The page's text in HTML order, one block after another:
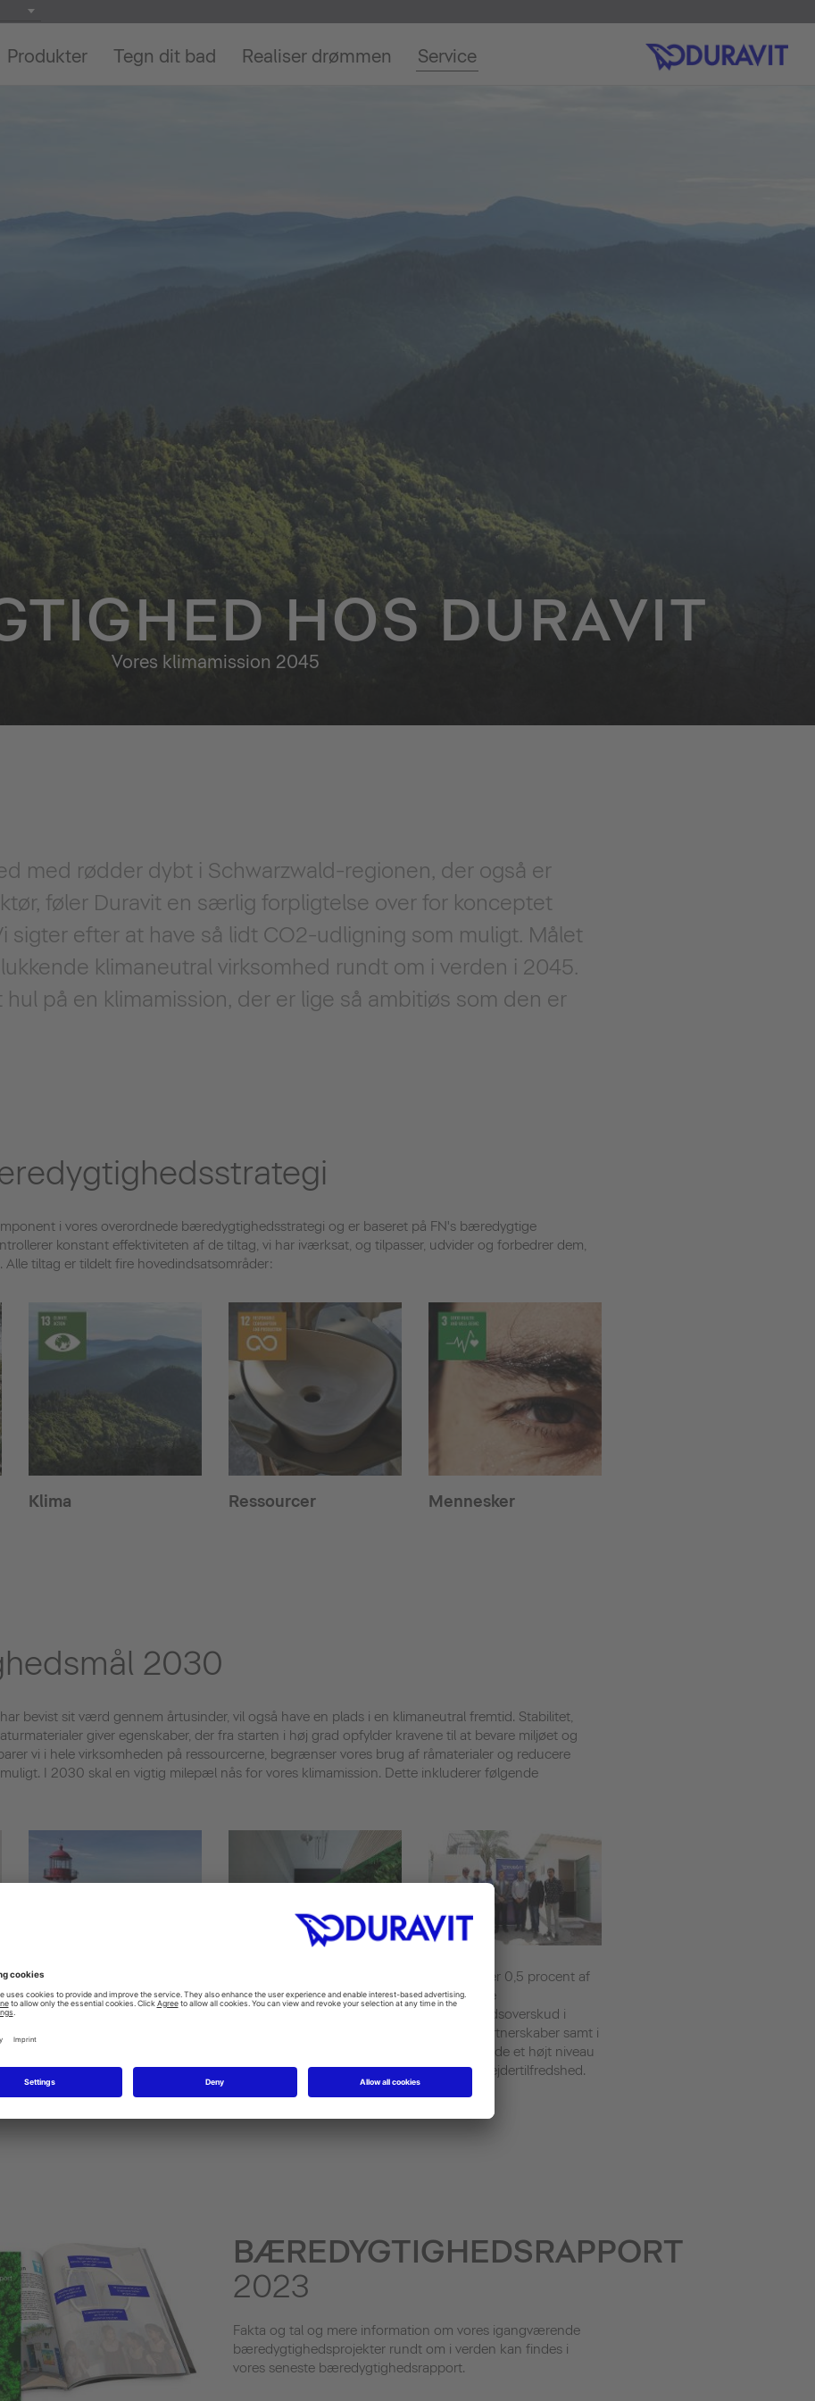
Produkter Tegn dit bad Realiser drømmen Service
HOS DURAVIT
Vores klimamission 2045
med rødder dybt i Schwarzwald-regionen, der også er
føler Duravit en særlig forpligtelse over for konceptet
efter at have så lidt CO2-udligning som muligt. Målet
klimaneutral virksomhed rundt om i verden i 2045.
hul på en klimamission, der er lige så ambitiøs som den er
i vores overordnede bæredygtighedsstrategi og er baseret på FN's bæredygtige
konstant effektiviteten af de tiltag, vi har iværksat, og tilpasser, udvider og forbedrer dem,
tiltag er tildelt fire hovedindsatsområder:
Klima Ressourcer Mennesker
2030
bevist sit værd gennem årtusinder, vil også have en plads i en klimaneutral fremtid. Stabilitet,
giver egenskaber, der fra starten i høj grad opfylder kravene til at bevare miljøet og
vi i hele virksomheden på ressourcerne, begrænser vores brug af råmaterialer og reducere
I 2030 skal en vigtig milepæl nås for vores klimamission. Dette inkluderer følgende
Vi reducerer vores globale
CO2-udledning med 20
genbrugsmaterialer i vores
Vi investerer 0,5 procent af
vores årlige
virksomhedsoverskud i
globale partnerskaber samt i
at opretholde et højt niveau
af medarbejdertilfredshed.
BÆREDYGTIGHEDSRAPPORT
2023
Fakta og tal og mere information om vores igangværende
bæredygtighedsprojekter rundt om i verden kan findes i
vores seneste bæredygtighedsrapport.